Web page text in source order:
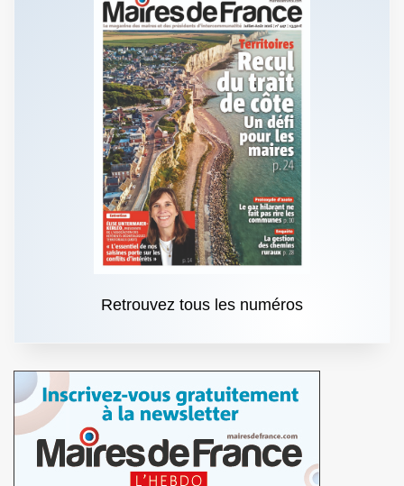
Retrouvez tous les numéros